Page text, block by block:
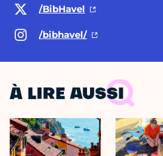
/BibHavel
/bibhavel/
À LIRE AUSSI